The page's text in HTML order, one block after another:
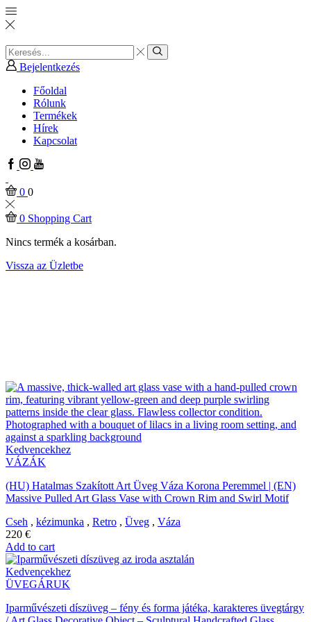
Search
input
Search
Bejelentkezés
Főoldal
Rólunk
Termékek
Hírek
Kapcsolat
Facebook
Instagram
Youtube
0 0
0 Shopping Cart
Nincs termék a kosárban.
Vissza az Üzletbe
Kedvencekhez
VÁZÁK
(HU) Hatalmas Szakított Art Üveg Váza Korona Peremmel | (EN)
Massive Pulled Art Glass Vase with Crown Rim and Swirl Motif
Cseh , kézimunka , Retro , Üveg , Váza
220 €
Add to cart
Kedvencekhez
ÜVEGÁRUK
Iparművészeti díszüveg – fény és forma játéka, karakteres üvegtárgy